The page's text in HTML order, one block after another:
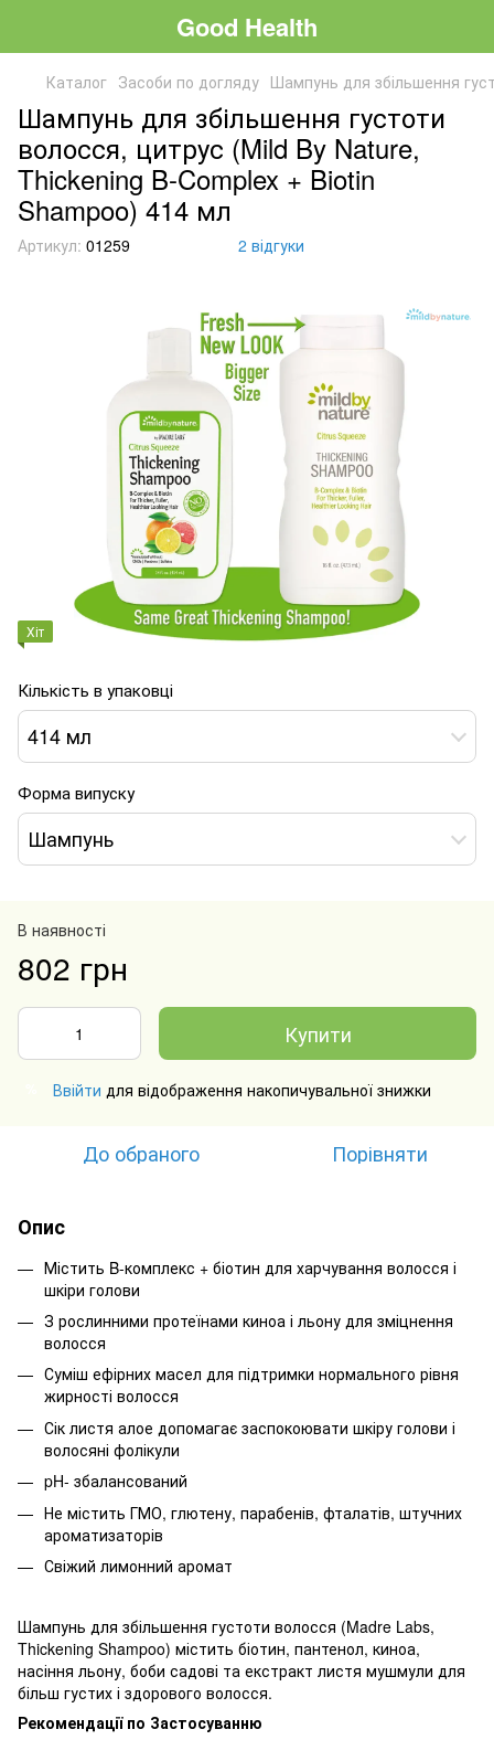
Good Health
Каталог Засоби по догляду Шампунь для збільшення
Шампунь для збільшення густоти
волосся, цитрус (Mild By Nature,
Thickening B-Complex + Biotin
Shampoo) 414 мл
Артикул: 01259 2 відгуки
Хіт
Кількість в упаковці
414 мл
Форма випуску
Шампунь
В наявності
802 грн
Купити
Ввійти для відображення накопичувальної знижки
До обраного Порівняти
Опис
Містить B-комплекс + біотин для харчування волосся і
шкіри голови
З рослинними протеїнами киноа і льону для зміцнення
волосся
Суміш ефірних масел для підтримки нормального рівня
жирності волосся
Сік листя алое допомагає заспокоювати шкіру голови і
волосяні фолікули
pH- збалансований
Не містить ГМО, глютену, парабенів, фталатів, штучних
ароматизаторів
Свіжий лимонний аромат
Шампунь для збільшення густоти волосся (Madre Labs,
Thickening Shampoo) містить біотин, пантенол, киноа,
насіння льону, боби садові та екстракт листя мушмули для
більш густих і здорового волосся.
Рекомендації по Застосуванню